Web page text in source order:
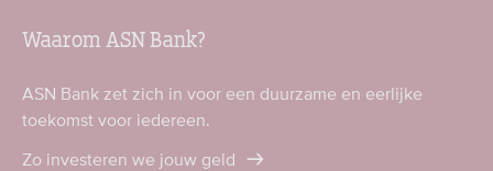
Waarom ASN Bank?
ASN Bank zet zich in voor een duurzame en eerlijke
toekomst voor iedereen.
Zo investeren we jouw geld